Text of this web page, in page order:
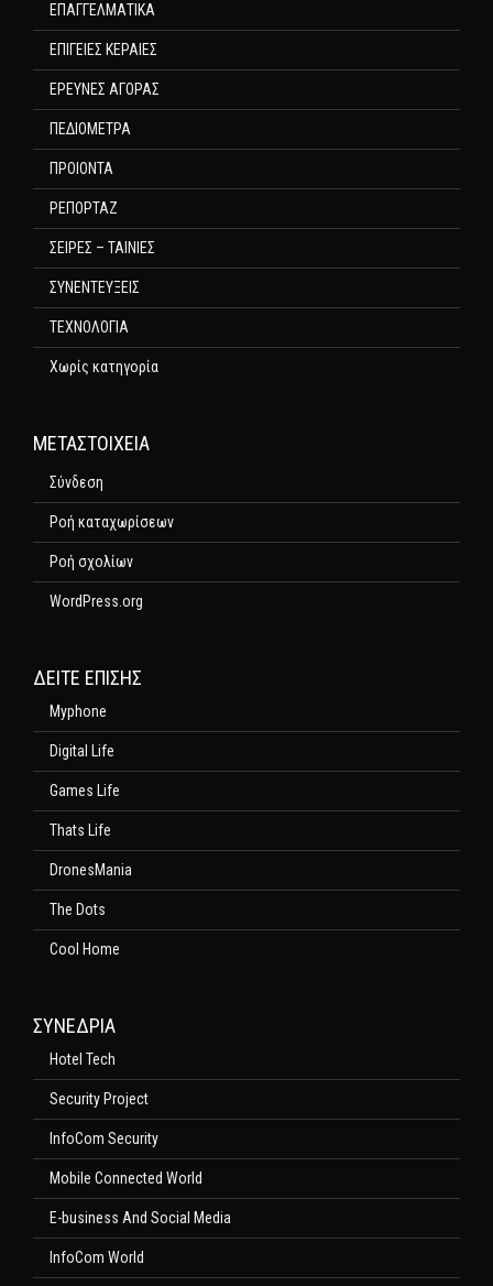
ΕΠΑΓΓΕΛΜΑΤΙΚΑ
ΕΠΙΓΕΙΕΣ ΚΕΡΑΙΕΣ
ΕΡΕΥΝΕΣ ΑΓΟΡΑΣ
ΠΕΔΙΟΜΕΤΡΑ
ΠΡΟΙΟΝΤΑ
ΡΕΠΟΡΤΑΖ
ΣΕΙΡΕΣ – ΤΑΙΝΙΕΣ
ΣΥΝΕΝΤΕΥΞΕΙΣ
ΤΕΧΝΟΛΟΓΙΑ
Χωρίς κατηγορία
ΜΕΤΑΣΤΟΙΧΕΊΑ
Σύνδεση
Ροή καταχωρίσεων
Ροή σχολίων
WordPress.org
ΔΕΊΤΕ ΕΠΊΣΗΣ
Myphone
Digital Life
Games Life
Thats Life
DronesMania
The Dots
Cool Home
ΣΥΝΕΔΡΙΑ
Hotel Tech
Security Project
InfoCom Security
Mobile Connected World
E-business And Social Media
InfoCom World